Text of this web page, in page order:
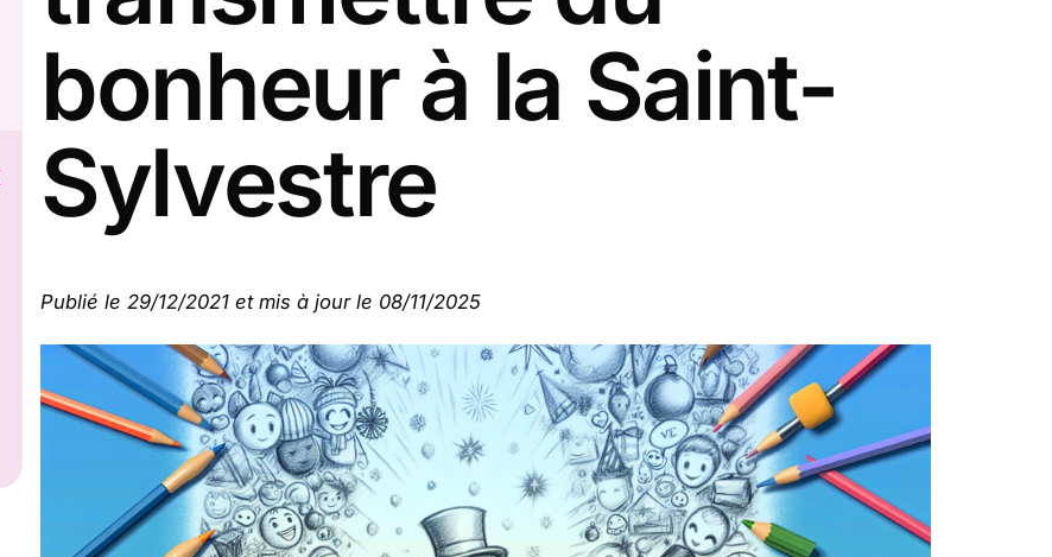
bonheur à la Saint-
Sylvestre
Publié le 29/12/2021 et mis à jour le 08/11/2025